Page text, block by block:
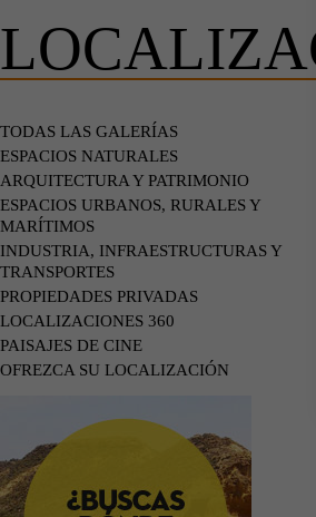
TODAS LAS GALERÍAS
ESPACIOS NATURALES
ARQUITECTURA Y PATRIMONIO
ESPACIOS URBANOS, RURALES Y
MARÍTIMOS
INDUSTRIA, INFRAESTRUCTURAS Y
TRANSPORTES
PROPIEDADES PRIVADAS
LOCALIZACIONES 360
PAISAJES DE CINE
OFREZCA SU LOCALIZACIÓN